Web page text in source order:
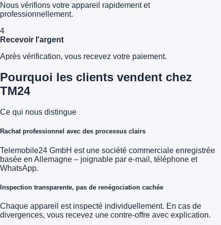
Nous vérifions votre appareil rapidement et
professionnellement.
4
Recevoir l'argent
Après vérification, vous recevez votre paiement.
Pourquoi les clients vendent chez
TM24
Ce qui nous distingue
Rachat professionnel avec des processus clairs
Telemobile24 GmbH est une société commerciale enregistrée
basée en Allemagne – joignable par e-mail, téléphone et
WhatsApp.
Inspection transparente, pas de renégociation cachée
Chaque appareil est inspecté individuellement. En cas de
divergences, vous recevez une contre-offre avec explication.